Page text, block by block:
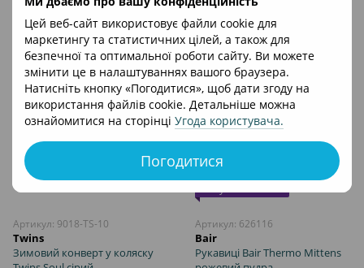
Цей веб-сайт використовує файли cookie для
маркетингу та статистичних цілей, а також для
безпечної та оптимальної роботи сайту. Ви можете
змінити це в налаштуваннях вашого браузера.
Натисніть кнопку «Погодитися», щоб дати згоду на
використання файлів cookie. Детальніше можна
ознайомитися на сторінці Угода користувача.
Погодитися
Артикул: 9018-TS-10
Twins
Зимовий конверт у коляску
Артикул: 626116
Bair
Рукавиці Bair Thermo Mittens